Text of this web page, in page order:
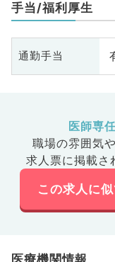
手当/福利厚生
通勤手当
医師専
職場の雰囲気
求人票に掲載さ
この求人に
医療機関情報